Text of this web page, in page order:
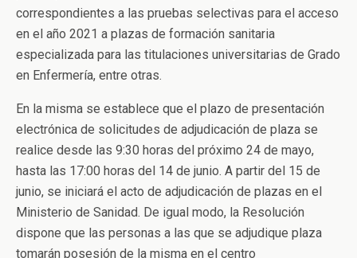
correspondientes a las pruebas selectivas para el acceso
en el año 2021 a plazas de formación sanitaria
especializada para las titulaciones universitarias de Grado
en Enfermería, entre otras.
En la misma se establece que el plazo de presentación
electrónica de solicitudes de adjudicación de plaza se
realice desde las 9:30 horas del próximo 24 de mayo,
hasta las 17:00 horas del 14 de junio. A partir del 15 de
junio, se iniciará el acto de adjudicación de plazas en el
Ministerio de Sanidad. De igual modo, la Resolución
dispone que las personas a las que se adjudique plaza
tomarán posesión de la misma en el centro